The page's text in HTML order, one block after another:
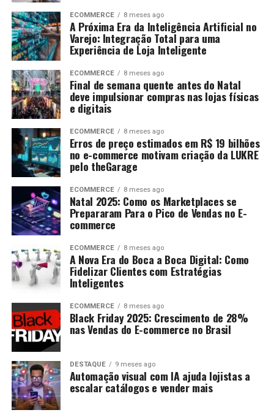
ECOMMERCE 8 meses ago
A Próxima Era da Inteligência Artificial no
Varejo: Integração Total para uma
Experiência de Loja Inteligente
ECOMMERCE 8 meses ago
Final de semana quente antes do Natal
deve impulsionar compras nas lojas físicas
e digitais
ECOMMERCE 8 meses ago
Erros de preço estimados em R$ 19 bilhões
no e-commerce motivam criação da LUKRE
pelo theGarage
ECOMMERCE 8 meses ago
Natal 2025: Como os Marketplaces se
Prepararam Para o Pico de Vendas no E-
commerce
ECOMMERCE 8 meses ago
A Nova Era do Boca a Boca Digital: Como
Fidelizar Clientes com Estratégias
Inteligentes
ECOMMERCE 8 meses ago
Black Friday 2025: Crescimento de 28%
nas Vendas do E-commerce no Brasil
DESTAQUE 9 meses ago
Automação visual com IA ajuda lojistas a
escalar catálogos e vender mais